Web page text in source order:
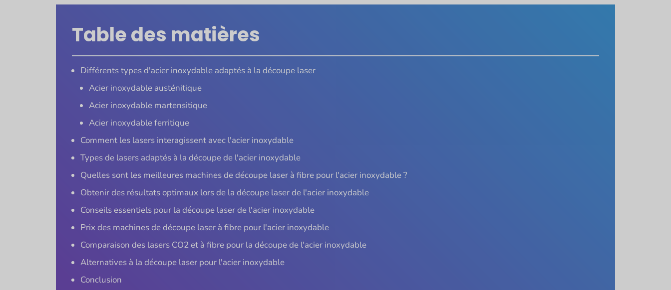
Table des matières
Différents types d'acier inoxydable adaptés à la découpe laser
Acier inoxydable austénitique
Acier inoxydable martensitique
Acier inoxydable ferritique
Comment les lasers interagissent avec l'acier inoxydable
Types de lasers adaptés à la découpe de l'acier inoxydable
Quelles sont les meilleures machines de découpe laser à fibre pour l'acier inoxydable ?
Obtenir des résultats optimaux lors de la découpe laser de l'acier inoxydable
Conseils essentiels pour la découpe laser de l'acier inoxydable
Prix des machines de découpe laser à fibre pour l'acier inoxydable
Comparaison des lasers CO2 et à fibre pour la découpe de l'acier inoxydable
Alternatives à la découpe laser pour l'acier inoxydable
Conclusion